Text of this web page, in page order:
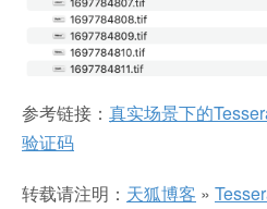
参考链接： 真实场景下的
验证码
转载请注明： 天狐博客 »